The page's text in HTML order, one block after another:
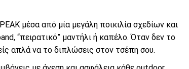
μέσα από μία μεγάλη ποικιλία σχεδίων και
“πειρατικό” μαντήλι ή καπέλο. Όταν δεν το
απλά να το διπλώσεις στον τσέπη σου.